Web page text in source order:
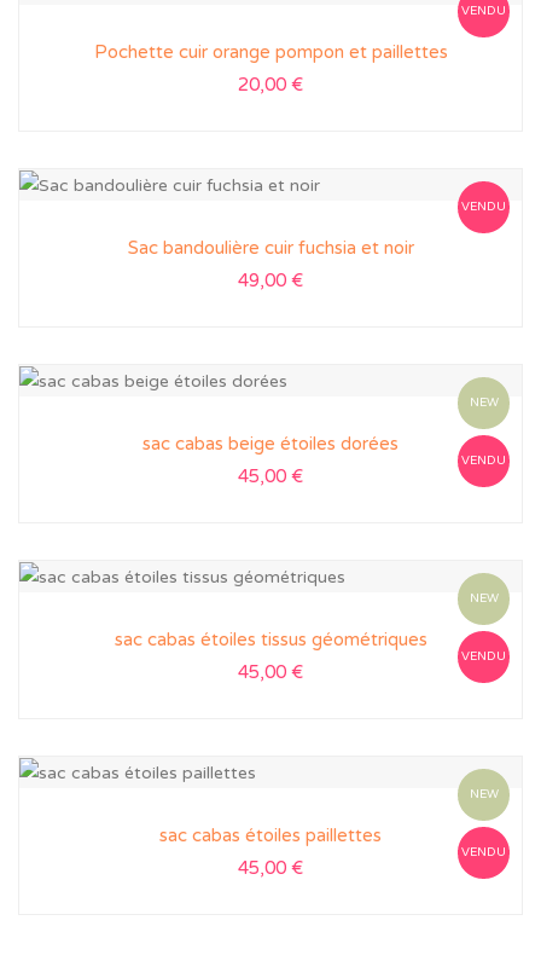
VENDU
Pochette cuir orange pompon et paillettes
20,00 €
VENDU
Sac bandoulière cuir fuchsia et noir
49,00 €
NEW
VENDU
sac cabas beige étoiles dorées
45,00 €
NEW
VENDU
sac cabas étoiles tissus géométriques
45,00 €
NEW
VENDU
sac cabas étoiles paillettes
45,00 €